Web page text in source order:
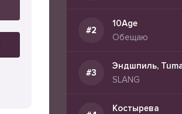
10Age
Обещаю
Эндшпиль,
SLANG
Костырева